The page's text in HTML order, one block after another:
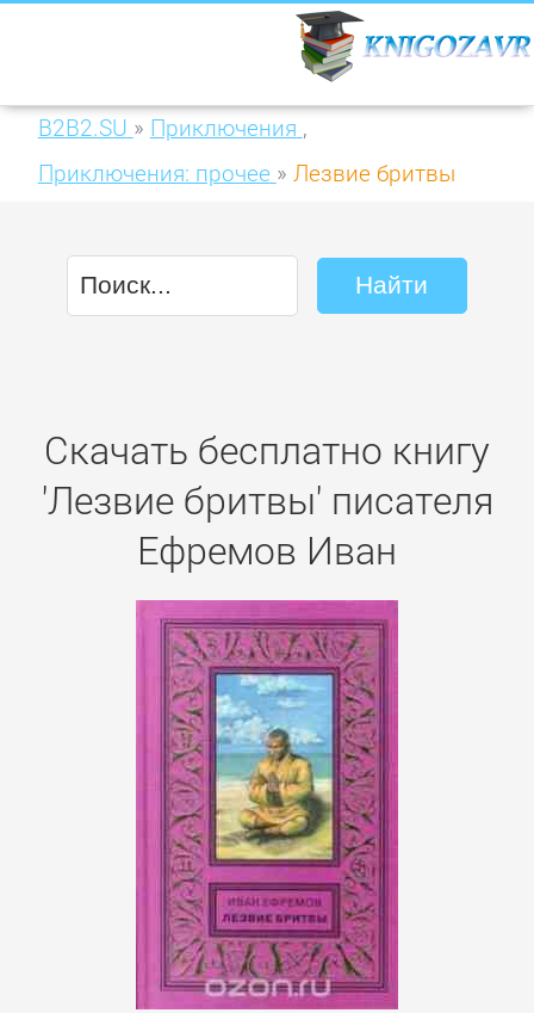
B2B2.SU » Приключения ,
Приключения: прочее » Лезвие бритвы
Скачать бесплатно книгу
'Лезвие бритвы' писателя
Ефремов Иван